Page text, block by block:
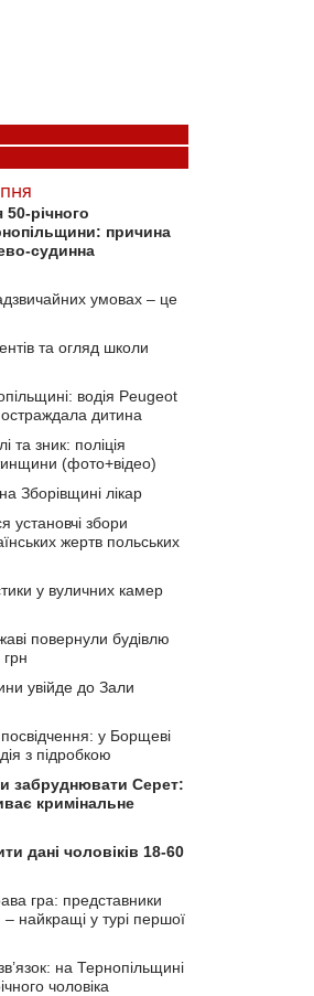
50-річного
причина
судинна
умовах – це
та огляд школи
водія Peugeot
дитина
та зник: поліція
(фото+відео)
Зборівщині лікар
установчі збори
жертв польських
у вуличних камер
повернули будівлю
увійде до Зали
у Борщеві
з підробкою
забруднювати Серет:
кримінальне
дані чоловіків 18-60
гра: представники
найкращі у турі першої
на Тернопільщині
чоловіка